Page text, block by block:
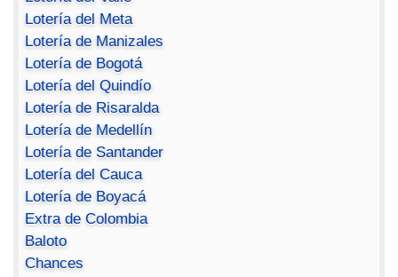
Lotería del Meta
Lotería de Manizales
Lotería de Bogotá
Lotería del Quindío
Lotería de Risaralda
Lotería de Medellín
Lotería de Santander
Lotería del Cauca
Lotería de Boyacá
Extra de Colombia
Baloto
Chances